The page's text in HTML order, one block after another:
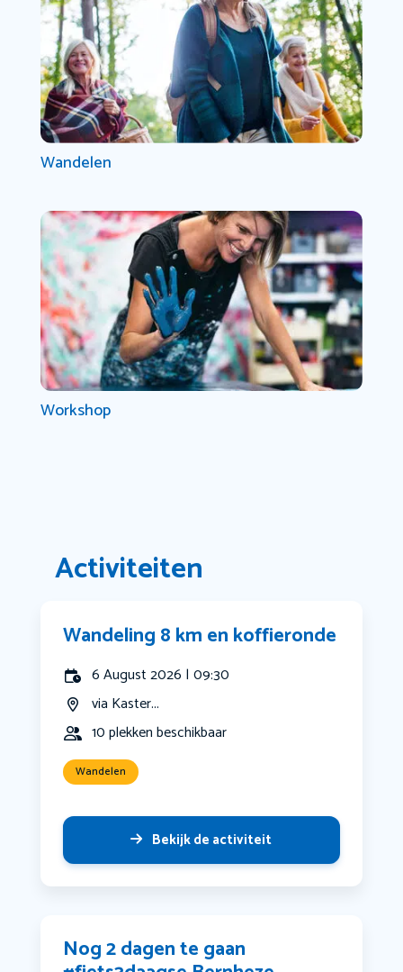
Wandelen
Workshop
Activiteiten
Wandeling 8 km en koffieronde
6 August 2026 | 09:30
via Kaster...
10 plekken beschikbaar
Wandelen
Bekijk de activiteit
Nog 2 dagen te gaan